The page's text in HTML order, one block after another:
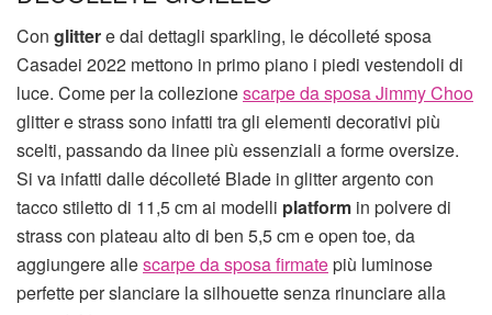
Con glittere dai dettagli sparkling, le décolleté sposa
Casadei 2022 mettono in primo piano i piedi vestendoli di
luce. Come per la collezionescarpe da sposa Jimmy Choo
glitter e strass sono infatti tra gli elementi decorativi più
scelti, passando da linee più essenziali a forme oversize.
Si va infatti dalle décolleté Blade in glitter argento con
tacco stiletto di 11,5 cm ai modelli platform in polvere di
strass con plateau alto di ben 5,5 cm e open toe, da
aggiungere allescarpe da sposa firmatepiù luminose
perfette per slanciare la silhouette senza rinunciare alla